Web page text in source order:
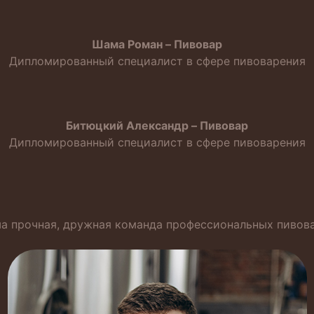
Шама Роман – Пивовар
Дипломированный специалист в сфере пивоварения
Битюцкий Александр – Пивовар
Дипломированный специалист в сфере пивоварения
прочная, дружная команда профессиональных